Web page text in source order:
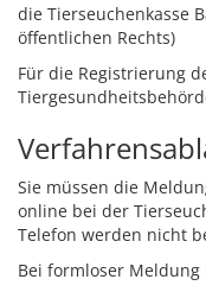
die Tierseuchenkasse
öffentlichen Rechts)
Für die Registrierung
Sie müssen die
online bei der
Telefon werden nicht
Bei formloser Meldung